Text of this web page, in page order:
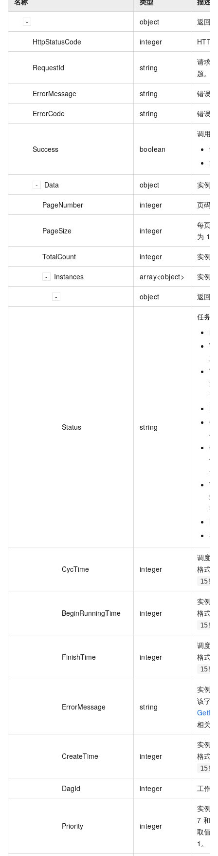
object 返回
HttpStatusCode integer HTTP
RequestId string
请求
题。
ErrorMessage string 错误
ErrorCode string 错误
Success boolean
调用
Data object 实例
PageNumber integer 页码
PageSize integer
每页
为
TotalCount integer 实例
Instances array<object> 实例
object 返回
Status string
任务
源
毕
件
条
触
待
CycTime integer
调度
格式
BeginRunningTime integer
实例
格式
FinishTime integer
调度
格式
ErrorMessage string
实例
该字
相关
CreateTime integer
实例
格式
DagId integer 工作
Priority integer
实例
7 和 8
取值
1。